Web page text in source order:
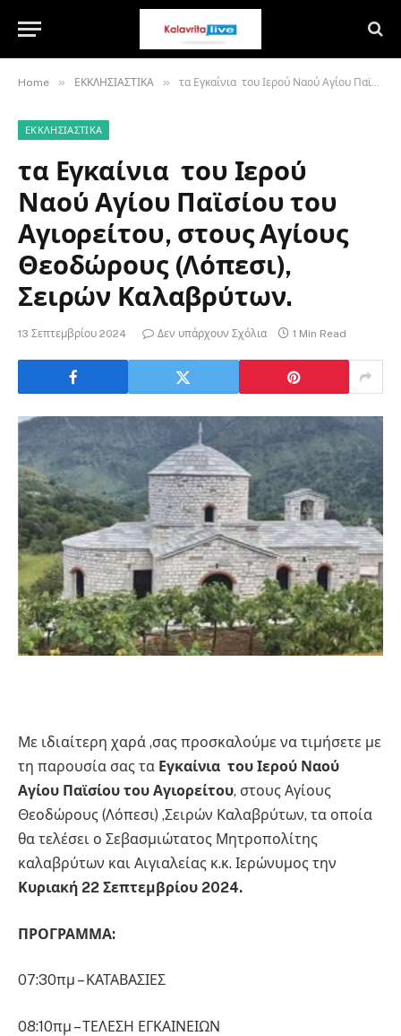
Home » ΕΚΚΛΗΣΙΑΣΤΙΚΑ » τα Εγκαίνια του Ιερού Ναού Αγίου Παϊσίου του Αγιορείτου, στους Αγίους Θεοδώρους (Λόπεσι), Σειρών Καλαβρύτων.
ΕΚΚΛΗΣΙΑΣΤΙΚΑ
τα Εγκαίνια του Ιερού
Ναού Αγίου Παϊσίου του
Αγιορείτου, στους Αγίους
Θεοδώρους (Λόπεσι),
Σειρών Καλαβρύτων.
13 Σεπτεμβρίου 2024 Δεν υπάρχουν Σχόλια 1 Min Read
Με ιδιαίτερη χαρά ,σας προσκαλούμε να τιμήσετε με
τη παρουσία σας τα Εγκαίνια του Ιερού Ναού
Αγίου Παϊσίου του Αγιορείτου, στους Αγίους
Θεοδώρους (Λόπεσι) ,Σειρών Καλαβρύτων, τα οποία
θα τελέσει ο Σεβασμιώτατος Μητροπολίτης
καλαβρύτων και Αιγιαλείας κ.κ. Ιερώνυμος την
Κυριακή 22 Σεπτεμβρίου 2024.
ΠΡΟΓΡΑΜΜΑ:
07:30πμ – ΚΑΤΑΒΑΣΙΕΣ
08:10πμ – ΤΕΛΕΣΗ ΕΓΚΑΙΝΕΙΩΝ